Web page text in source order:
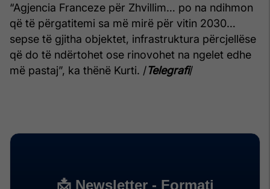
“Agjencia Franceze për Zhvillim… po na ndihmon
që të përgatitemi sa më mirë për vitin 2030…
sepse të gjitha objektet, infrastruktura përcjellëse
që do të ndërtohet ose rinovohet na ngelet edhe
më pastaj”, ka thënë Kurti. /Telegrafi/